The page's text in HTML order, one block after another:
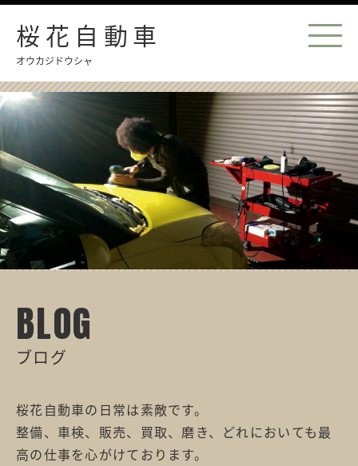
桜花自動車
オウカジドウシャ
BLOG
ブログ
桜花自動車の日常は素敵です。
整備、車検、販売、買取、磨き、どれにおいても最
高の仕事を心がけております。